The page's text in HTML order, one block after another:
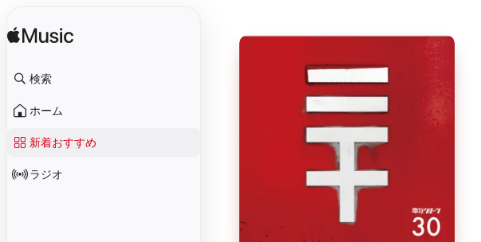
検索
ホーム
新着おすすめ
ラジオ